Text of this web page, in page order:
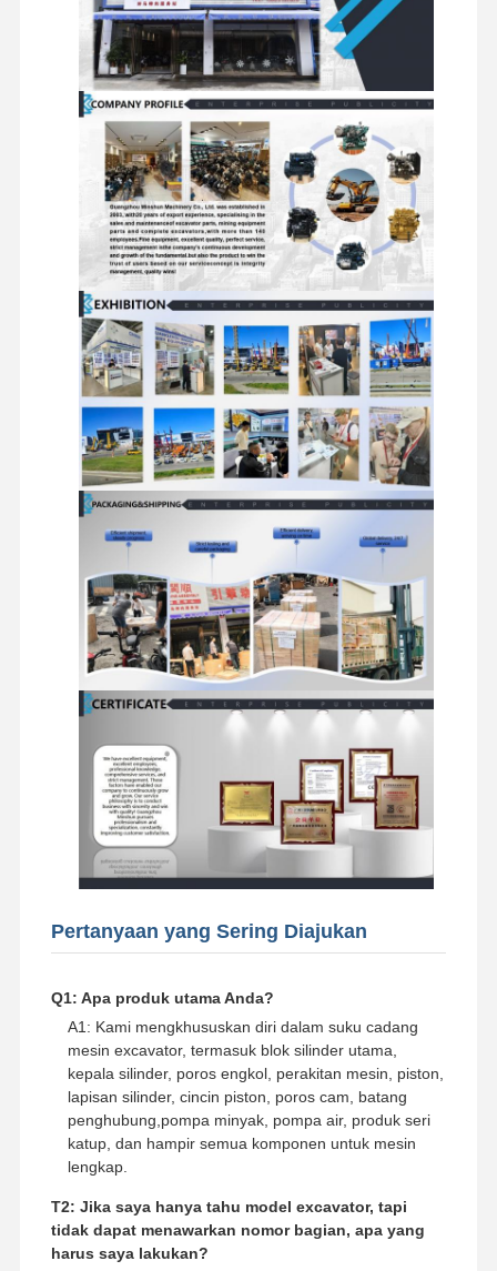
Tur Pabrik
Kontrol
Kualitas
Hubungi
Kami
Kasus
mesin Perkins
Mesin Yanmar
mesin Kubota
Mesin Isuzu
Mesin CUMMINS
mesin diesel
mesin Mitsubishi
Mesin excavator
kit membangun kembali mesin
Pompa injeksi
Perakitan Turbocharger
Bagian Mesin Lainnya
Sistem Kontrol Elektronik
Sistem bahan bakar mesin
Suku Cadang Hidrolik Ekskavator
suku cadang ekskavator
Pertanyaan yang Sering Diajukan
Q1: Apa produk utama Anda?
A1: Kami mengkhususkan diri dalam suku cadang
mesin excavator, termasuk blok silinder utama,
kepala silinder, poros engkol, perakitan mesin, piston,
lapisan silinder, cincin piston, poros cam, batang
penghubung,pompa minyak, pompa air, produk seri
katup, dan hampir semua komponen untuk mesin
lengkap.
T2: Jika saya hanya tahu model excavator, tapi
tidak dapat menawarkan nomor bagian, apa yang
harus saya lakukan?